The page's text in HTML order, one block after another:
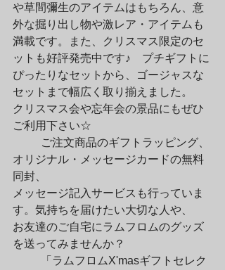
や草間彌生のアイテムはもちろん、意
外な掘り出し物や激レア・アイテムも
満載です。また、クリスマス限定のセ
ットも好評発売中です♪　プチギフトに
ぴったりなセットから、ゴージャスな
セットまで幅広く取り揃えました。
クリスマス会や忘年会の景品にもぜひ
ご利用下さい☆
オリジナル・メッセージカードの無料
同封、
メッセージ記入サービスも行っていま
す。気持ちを届けたい大切な人や、
お友達のご自宅にラムフロムのグッズ
を送ってみませんか？